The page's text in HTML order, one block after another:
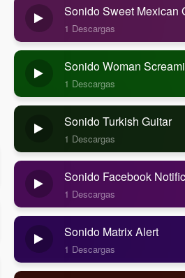
Sonido Sweet Mexican
1 Descargas
Sonido Woman
1 Descargas
Sonido Turkish Guitar
1 Descargas
Sonido Facebook
1 Descargas
Sonido Matrix Alert
1 Descargas